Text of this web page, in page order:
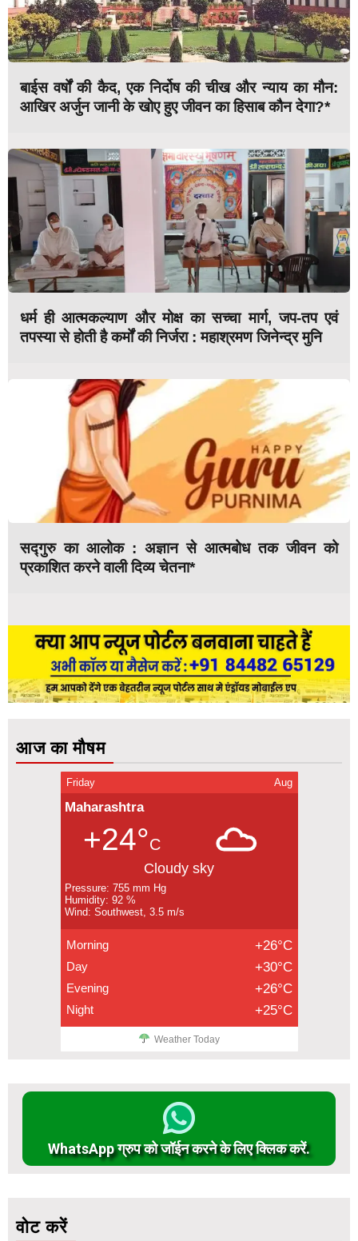
बाईस वर्षों की कैद, एक निर्दोष की चीख और न्याय का मौन:
आखिर अर्जुन जानी के खोए हुए जीवन का हिसाब कौन देगा?*
धर्म ही आत्मकल्याण और मोक्ष का सच्चा मार्ग, जप-तप एवं
तपस्या से होती है कर्मों की निर्जरा : महाश्रमण जिनेन्द्र मुनि
सद्गुरु का आलोक : अज्ञान से आत्मबोध तक जीवन को
प्रकाशित करने वाली दिव्य चेतना*
आज का मौषम
Friday Aug
Maharashtra
+24°C
Cloudy sky
Pressure: 755 mm Hg
Humidity: 92 %
Wind: Southwest, 3.5 m/s
Morning +26°C
Day +30°C
Evening +26°C
Night +25°C
Weather Today
WhatsApp ग्रुप को जॉईन करने के लिए क्लिक करें.
वोट करें